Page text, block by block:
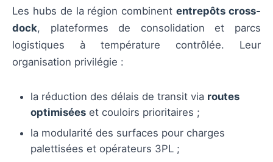
Les hubs de la région combinententrepôts cross-
dock, plateformes de consolidation et parcs
logistiques à température contrôlée. Leur
organisation privilégie :
la réduction des délais de transit via routes
optimisées et couloirs prioritaires ;
la modularité des surfaces pour charges
palettisées et opérateurs 3PL ;